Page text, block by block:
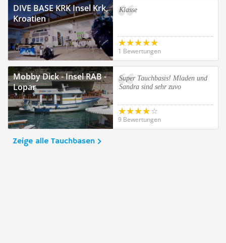
DIVE BASE KRK Insel Krk,
Kroatien
Klasse
1 Bewertungen
Mobby Dick - Insel RAB -
Lopar
Super Tauchbasis! Mladen und
Sandra sind sehr zuvo
9 Bewertungen
Zeige alle Tauchbasen